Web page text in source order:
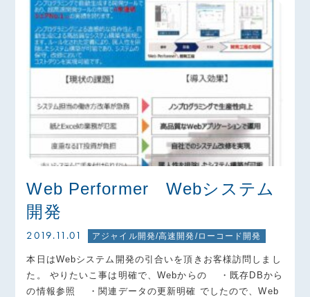
Web Performer Webシステム
開発
2019.11.01 アジャイル開発/高速開発/ローコード開発
本日はWebシステム開発の引合いを頂きお客様訪問しまし
た。 やりたいこ事は明確で、Webからの ・既存DBから
の情報参照 ・関連データの更新明確 でしたので、Web